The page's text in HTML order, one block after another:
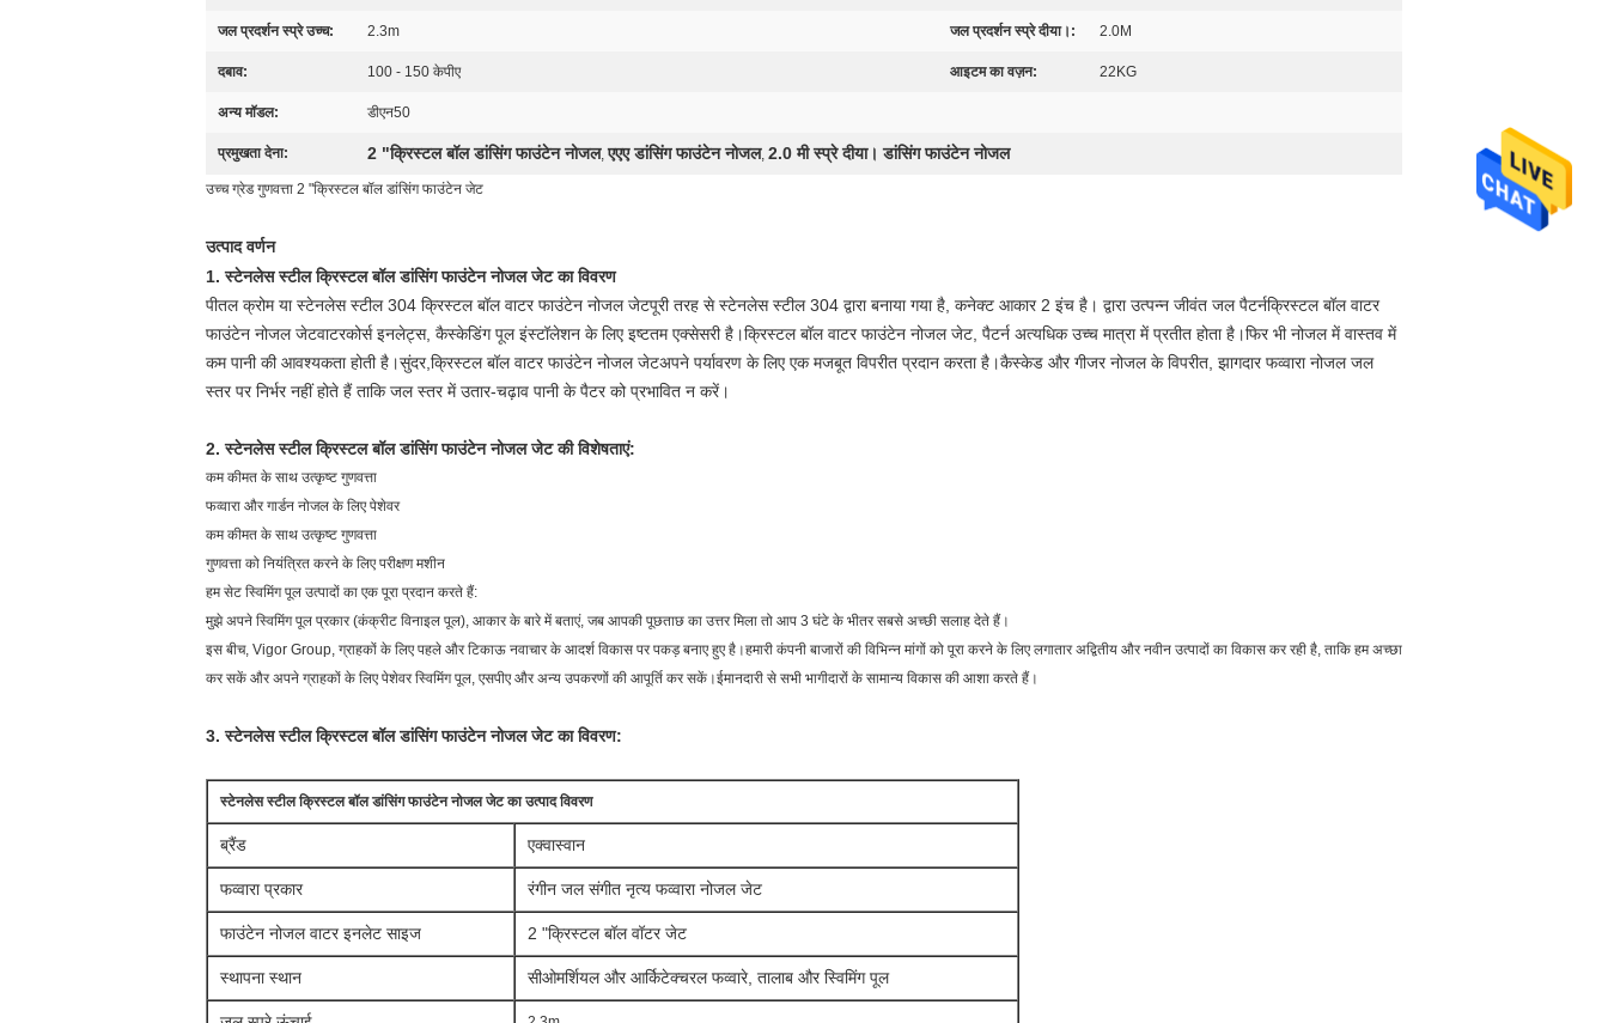
जल प्रदर्शन स्प्रे उच्च: 2.3m जल प्रदर्शन स्प्रे दीया।: 2.0M
दबाव: 100 - 150 केपीए आइटम का वज़न: 22KG
अन्य मॉडल: डीएन50
प्रमुखता देना: 2 "क्रिस्टल बॉल डांसिंग फाउंटेन नोजल,एएए डांसिंग फाउंटेन नोजल, 2.0 मी स्प्रे दीया। डांसिंग फाउंटेन नोजल
उच्च ग्रेड गुणवत्ता 2 "क्रिस्टल बॉल डांसिंग फाउंटेन जेट
उत्पाद वर्णन
1. स्टेनलेस स्टील क्रिस्टल बॉल डांसिंग फाउंटेन नोजल जेट का विवरण
पीतल क्रोम या स्टेनलेस स्टील 304 क्रिस्टल बॉल वाटर फाउंटेन नोजल जेटपूरी तरह से स्टेनलेस स्टील 304 द्वारा बनाया गया है, कनेक्ट आकार 2 इंच है। द्वारा उत्पन्न जीवंत जल पैटर्नक्रिस्टल बॉल वाटर
फाउंटेन नोजल जेटवाटरकोर्स इनलेट्स, कैस्केडिंग पूल इंस्टॉलेशन के लिए इष्टतम एक्सेसरी है।क्रिस्टल बॉल वाटर फाउंटेन नोजल जेट , पैटर्न अत्यधिक उच्च मात्रा में प्रतीत होता है।फिर भी नोजल में वास्तव में
कम पानी की आवश्यकता होती है।सुंदर,क्रिस्टल बॉल वाटर फाउंटेन नोजल जेटअपने पर्यावरण के लिए एक मजबूत विपरीत प्रदान करता है।कैस्केड और गीजर नोजल के विपरीत, झागदार फव्वारा नोजल जल
स्तर पर निर्भर नहीं होते हैं ताकि जल स्तर में उतार-चढ़ाव पानी के पैटर को प्रभावित न करें।
2. स्टेनलेस स्टील क्रिस्टल बॉल डांसिंग फाउंटेन नोजल जेट की विशेषताएं:
कम कीमत के साथ उत्कृष्ट गुणवत्ता
फव्वारा और गार्डन नोजल के लिए पेशेवर
कम कीमत के साथ उत्कृष्ट गुणवत्ता
गुणवत्ता को नियंत्रित करने के लिए परीक्षण मशीन
हम सेट स्विमिंग पूल उत्पादों का एक पूरा प्रदान करते हैं:
मुझे अपने स्विमिंग पूल प्रकार (कंक्रीट विनाइल पूल), आकार के बारे में बताएं, जब आपकी पूछताछ का उत्तर मिला तो आप 3 घंटे के भीतर सबसे अच्छी सलाह देते हैं।
इस बीच, Vigor Group, ग्राहकों के लिए पहले और टिकाऊ नवाचार के आदर्श विकास पर पकड़ बनाए हुए है।हमारी कंपनी बाजारों की विभिन्न मांगों को पूरा करने के लिए लगातार अद्वितीय और नवीन उत्पादों का विकास कर रही है, ताकि हम अच्छा
कर सकें और अपने ग्राहकों के लिए पेशेवर स्विमिंग पूल, एसपीए और अन्य उपकरणों की आपूर्ति कर सकें।ईमानदारी से सभी भागीदारों के सामान्य विकास की आशा करते हैं।
3. स्टेनलेस स्टील क्रिस्टल बॉल डांसिंग फाउंटेन नोजल जेट का विवरण:
स्टेनलेस स्टील क्रिस्टल बॉल डांसिंग फाउंटेन नोजल जेट का उत्पाद विवरण
ब्रैंड एक्वास्वान
फव्वारा प्रकार रंगीन जल संगीत नृत्य फव्वारा नोजल जेट
फाउंटेन नोजल वाटर इनलेट साइज 2 "क्रिस्टल बॉल वॉटर जेट
स्थापना स्थान सीओमर्शियल और आर्किटेक्चरल फव्वारे, तालाब और स्विमिंग पूल